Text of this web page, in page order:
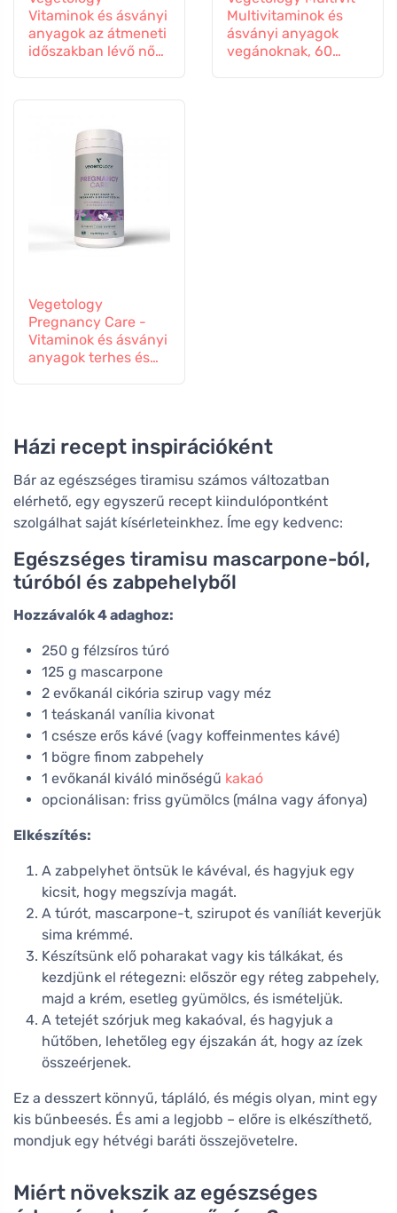
Vitaminok és ásványi
anyagok az átmeneti
időszakban lévő nők
Multivitaminok és
ásványi anyagok
vegánoknak, 60
Vegetology
Pregnancy Care -
Vitaminok és ásványi
anyagok terhes és
Házi recept inspirációként
Bár az egészséges tiramisu számos változatban
elérhető, egy egyszerű recept kiindulópontként
szolgálhat saját kísérleteinkhez. Íme egy kedvenc:
Egészséges tiramisu mascarpone-ból,
túróból és zabpehelyből
Hozzávalók 4 adaghoz:
250 g félzsíros túró
125 g mascarpone
2 evőkanál cikória szirup vagy méz
1 teáskanál vanília kivonat
1 csésze erős kávé (vagy koffeinmentes kávé)
1 bögre finom zabpehely
1 evőkanál kiváló minőségű kakaó
opcionálisan: friss gyümölcs (málna vagy áfonya)
Elkészítés:
A zabpelyhet öntsük le kávéval, és hagyjuk egy
kicsit, hogy megszívja magát.
A túrót, mascarpone-t, szirupot és vaníliát keverjük
sima krémmé.
Készítsünk elő poharakat vagy kis tálkákat, és
kezdjünk el rétegezni: először egy réteg zabpehely,
majd a krém, esetleg gyümölcs, és ismételjük.
A tetejét szórjuk meg kakaóval, és hagyjuk a
hűtőben, lehetőleg egy éjszakán át, hogy az ízek
összeérjenek.
Ez a desszert könnyű, tápláló, és mégis olyan, mint egy
kis bűnbeesés. És ami a legjobb – előre is elkészíthető,
mondjuk egy hétvégi baráti összejövetelre.
Miért növekszik az egészséges